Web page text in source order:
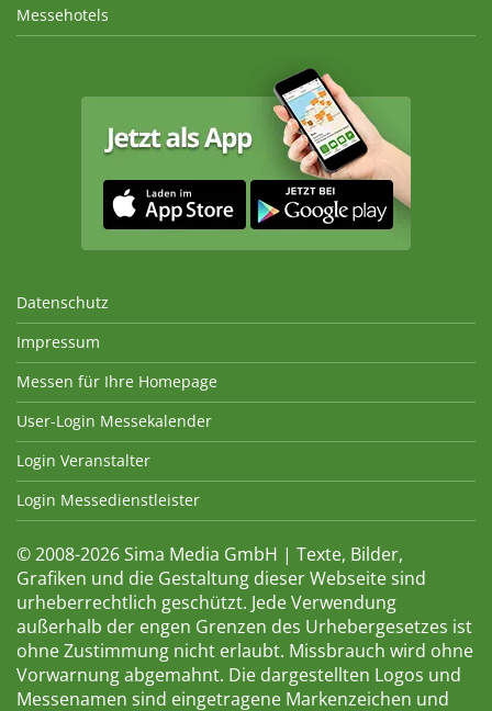
Messehotels
Datenschutz
Impressum
Messen für Ihre Homepage
User-Login Messekalender
Login Veranstalter
Login Messedienstleister
© 2008-2026 Sima Media GmbH | Texte, Bilder,
Grafiken und die Gestaltung dieser Webseite sind
urheberrechtlich geschützt. Jede Verwendung
außerhalb der engen Grenzen des Urhebergesetzes ist
ohne Zustimmung nicht erlaubt. Missbrauch wird ohne
Vorwarnung abgemahnt. Die dargestellten Logos und
Messenamen sind eingetragene Markenzeichen und